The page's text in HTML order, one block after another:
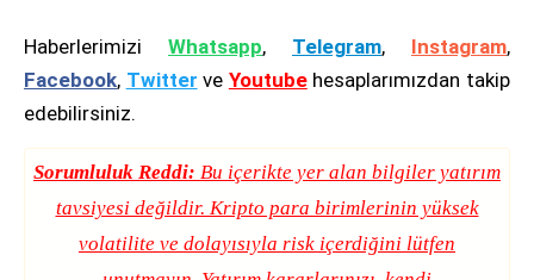
Haberlerimizi Whatsapp, Telegram, Instagram,
Facebook, Twitter ve Youtubehesaplarımızdan takip
edebilirsiniz.
Sorumluluk Reddi: Bu içerikte yer alan bilgiler yatırım
tavsiyesi değildir. Kripto para birimlerinin yüksek
volatilite ve dolayısıyla risk içerdiğini lütfen